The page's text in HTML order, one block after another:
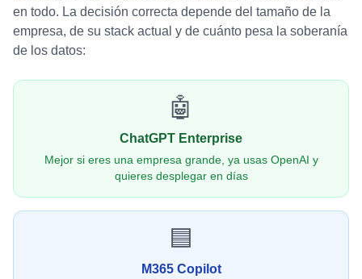
en todo. La decisión correcta depende del tamaño de la
empresa, de su stack actual y de cuánto pesa la soberanía
de los datos:
🤖
ChatGPT Enterprise
Mejor si eres una empresa grande, ya usas OpenAI y
quieres desplegar en días
🟦
M365 Copilot